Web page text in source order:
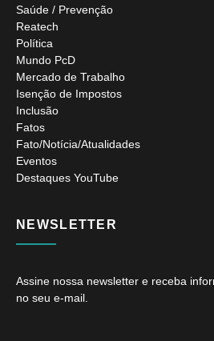
Saúde / Prevenção
Reatech
Política
Mundo PcD
Mercado de Trabalho
Isenção de Impostos
Inclusão
Fatos
Fato/Notícia/Atualidades
Eventos
Destaques YouTube
NEWSLETTER
Assine nossa newsletter e receba
no seu e-mail.